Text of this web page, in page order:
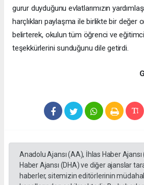
gurur duyduğunu evlatlarımızın
harçlıkları paylaşma ile birlikte bir değer
belirterek, okulun tüm öğrenci ve
teşekkürlerini sunduğunu dile getirdi.
Anadolu Ajansı (AA), İhlas Haber
Haber Ajansı (DHA) ve diğer ajanslar
haberler, sitemizin editörlerinin